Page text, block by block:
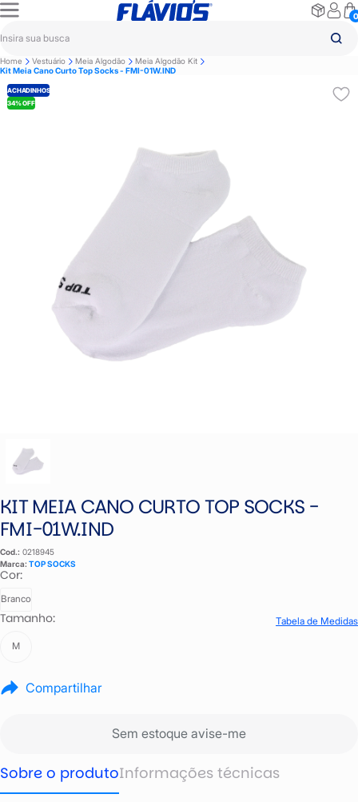
0
Home Vestuário Meia Algodão
Meia Algodão Kit
Kit Meia Cano Curto Top Socks - FMI-01W.IND
34% OFF
ACHADINHOS
KIT MEIA CANO CURTO TOP SOCKS -
FMI-01W.IND
Cod.: 0218945
Marca: TOP SOCKS
Cor:
Branco
Tamanho: Tabela de Medidas
M
Compartilhar
Sem estoque avise-me
Sobre o produtoInformações técnicas